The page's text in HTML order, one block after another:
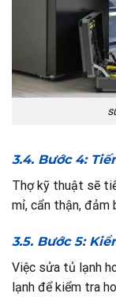
3.4. Bước 4:
Thợ kỹ thuật sẽ
mỉ, cẩn thận, đảm
3.5. Bước 5:
Việc sửa tủ lạnh
lạnh để kiểm tra